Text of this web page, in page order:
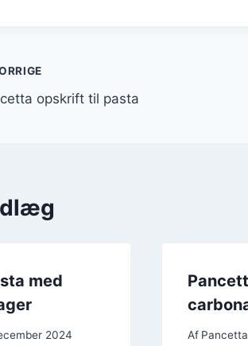
opskrift til pasta
med
2024 Af Pancetta